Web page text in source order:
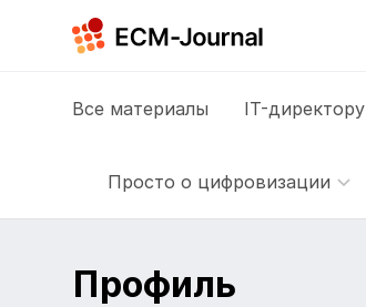
Все материалы IT-директору
Просто о цифровизации
Профиль